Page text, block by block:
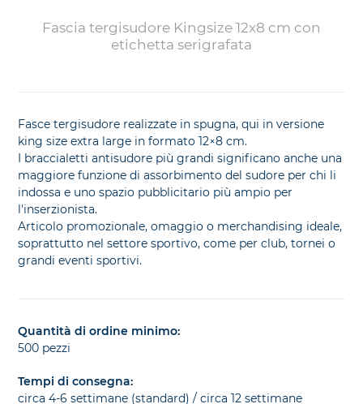
Fascia tergisudore Kingsize 12x8 cm con
etichetta serigrafata
Fasce tergisudore realizzate in spugna, qui in versione
king size extra large in formato 12×8 cm.
I braccialetti antisudore più grandi significano anche una
maggiore funzione di assorbimento del sudore per chi li
indossa e uno spazio pubblicitario più ampio per
l'inserzionista.
Articolo promozionale, omaggio o merchandising ideale,
soprattutto nel settore sportivo, come per club, tornei o
grandi eventi sportivi.
Quantità di ordine minimo:
500 pezzi
Tempi di consegna:
circa 4-6 settimane (standard) / circa 12 settimane